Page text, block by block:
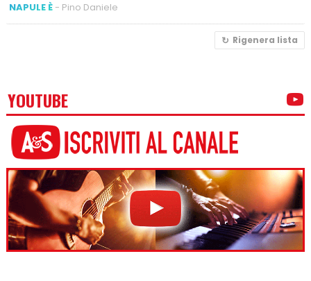
NAPULE È- Pino Daniele
Rigenera lista
YOUTUBE